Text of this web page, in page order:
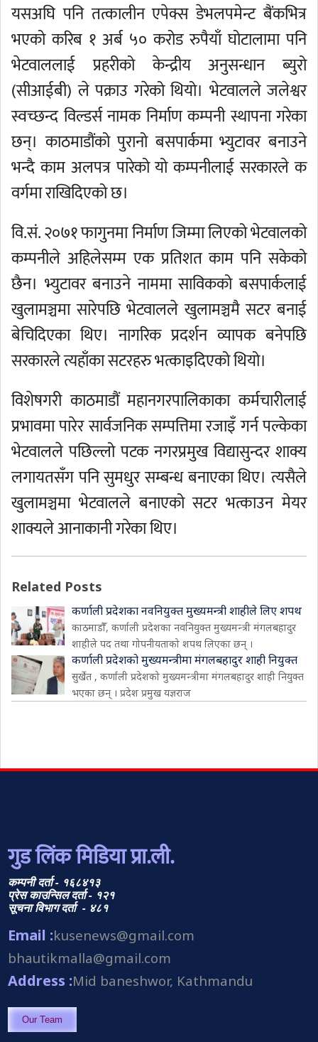
यसअघि पनि तत्कालीन एपेक्स डेभलपमेन्ट बैंकभित्र
भएको करिब १ अर्ब ५० करोड रुपैयाँ घोटालामा पनि
भेटवाललाई प्रहरीको केन्द्रीय अनुसन्धान ब्युरो
(सीआईबी) ले पक्राउ गरेको थियो। भेटवालले जलेश्वर
स्वच्छन्द विल्डर्स नामक निर्माण कम्पनी स्थापना गरेका
छन्। काठमाडौंको पुरानो बसपार्कमा भ्युटावर बनाउने
भन्दै काम अलपत्र पारेको यो कम्पनीलाई सरकारले क
वर्गमा राखिदिएको छ।
वि.सं. २०७१ फागुनमा निर्माण जिम्मा लिएको भेटवालको
कम्पनीले अहिलेसम्म एक प्रतिशत काम पनि सकेको
छैन। भ्युटावर बनाउने नाममा साविकको बसपार्कलाई
खुलामञ्चमा सारेपछि भेटवालले खुलामञ्चमै सटर बनाई
बेचिदिएका थिए। नागरिक प्रदर्शन व्यापक बनेपछि
सरकारले त्यहाँका सटरहरु भत्काइदिएको थियो।
विशेषगरी काठमाडौं महानगरपालिकाका कर्मचारीलाई
प्रभावमा पारेर सार्वजनिक सम्पत्तिमा रजाइँ गर्न पल्केका
भेटवालले पछिल्लो पटक नगरप्रमुख विद्यासुन्दर शाक्य
लगायतसँग पनि सुमधुर सम्बन्ध बनाएका थिए। त्यसैले
खुलामञ्चमा भेटवालले बनाएको सटर भत्काउन मेयर
शाक्यले आनाकानी गरेका थिए।
Related Posts
कर्णाली प्रदेशका नवनियुक्त मुख्यमन्त्री शाहीले लिए शपथ
काठमाडौँ, कर्णाली प्रदेशका नवनियुक्त मुख्यमन्त्री मंगलबहादुर
शाहीले पद तथा गोपनीयताको शपथ लिएका छन् ।
कर्णाली प्रदेशको मुख्यमन्त्रीमा मंगलबहादुर शाही नियुक्त
सुर्खेत , कर्णाली प्रदेशको मुख्यमन्त्रीमा मंगलबहादुर शाही नियुक्त
भएका छन् । प्रदेश प्रमुख यज्ञराज
गुड लिंक मिडिया प्रा.ली.
कम्पनी दर्ता - १६८४१३
प्रेस काउन्सिल दर्ता - १२१
सूचना विभाग दर्ता - ४८१
Email :kusenews@gmail.com
bhautikmalla@gmail.com
Address :Mid baneshwor, Kathmandu
Our Team